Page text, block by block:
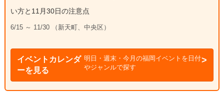
い方と11月30日の注意点
6/15 ～ 11/30 （新天町、中央区）
イベントカレンダ
ーを見る
明日・週末・今月の福岡イベントを日付
やジャンルで探す